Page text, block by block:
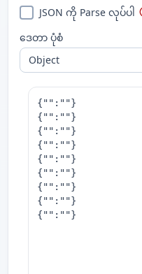
JSON ကို Parse လုပ်ပါ
ဒေတာ ပုံစံ